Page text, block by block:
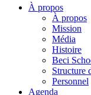
À propos
À propos
Mission
Média
Histoire
Beci
Structure
Personnel
Agenda